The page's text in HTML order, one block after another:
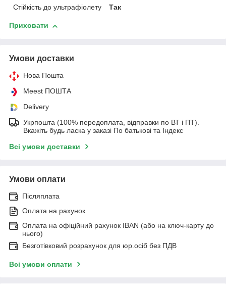
Стійкість до ультрафіолету
Так
Приховати
Умови доставки
Нова Пошта
Meest ПОШТА
Delivery
Укрпошта (100% передоплата, відправки по ВТ і ПТ).
Вкажіть будь ласка у заказі По батькові та Індекс
Всі умови доставки
Умови оплати
Післяплата
Оплата на рахунок
Оплата на офіційний рахунок IBAN (або на ключ-карту до
нього)
Безготівковий розрахунок для юр.осіб без ПДВ
Всі умови оплати